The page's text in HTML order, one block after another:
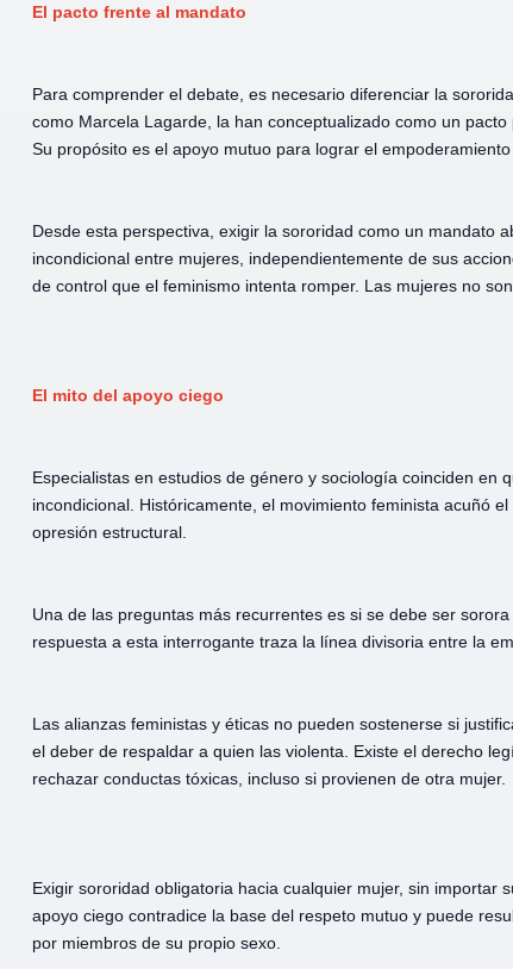
El pacto frente al mandato
Para comprender el debate, es necesario diferenciar la
como Marcela Lagarde, la han conceptualizado como un
Su propósito es el apoyo mutuo para lograr el
Desde esta perspectiva, exigir la sororidad como un mandato
incondicional entre mujeres, independientemente de sus
de control que el feminismo intenta romper. Las mujeres no
El mito del apoyo ciego
Especialistas en estudios de género y sociología coinciden en
incondicional. Históricamente, el movimiento feminista acuñó
opresión estructural.
Una de las preguntas más recurrentes es si se debe ser
respuesta a esta interrogante traza la línea divisoria entre la
Las alianzas feministas y éticas no pueden sostenerse si
el deber de respaldar a quien las violenta. Existe el derecho
rechazar conductas tóxicas, incluso si provienen de otra mujer.
Exigir sororidad obligatoria hacia cualquier mujer, sin importar
apoyo ciego contradice la base del respeto mutuo y puede
por miembros de su propio sexo.